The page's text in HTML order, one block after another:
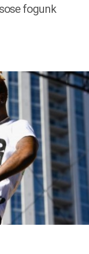
fogunk